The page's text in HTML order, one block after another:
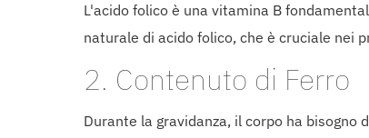
L'acido folico è una vitamina B
naturale di acido folico, che è cruciale nei
2. Contenuto di Ferro
Durante la gravidanza, il corpo ha